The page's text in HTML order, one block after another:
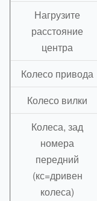
Нагрузите
расстояние
центра
Колесо привода
Колесо вилки
Колеса, зад
номера
передний
(кс=дривен
колеса)